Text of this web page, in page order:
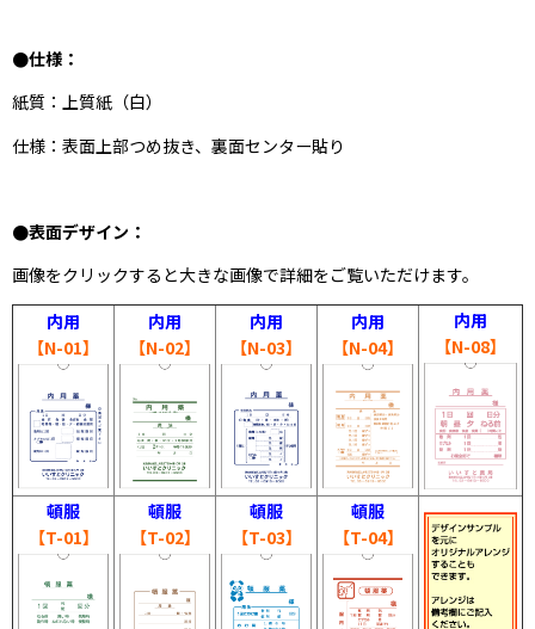
●仕様：
紙質：上質紙（白）
仕様：表面上部つめ抜き、裏面センター貼り
●表面デザイン：
画像をクリックすると大きな画像で詳細をご覧いただけます。
内用
【N-01】
内用
【N-02】
内用
【N-03】
内用
【N-04】
内用
【N-08】
頓服
【T-01】
頓服
【T-02】
頓服
【T-03】
頓服
【T-04】